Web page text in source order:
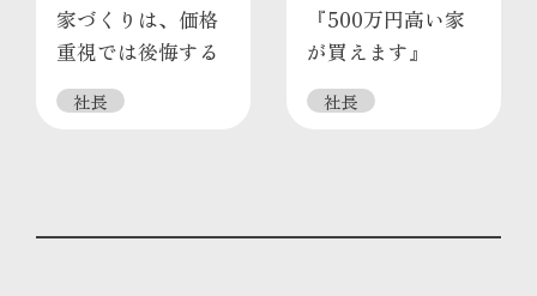
家づくりは、価格
重視では後悔する
社長
『500万円高い家
が買えます』
社長